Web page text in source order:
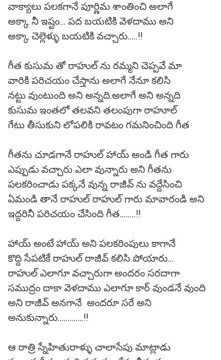
వాక్యాలు పలకగానే పూర్ణిమ శాంతించి అలాగే
అక్కా నీ ఇష్టం... పద బయటికి వెళదాము అని
అక్కా చెల్లెళ్ళు బయటికి వచ్చారు.....!!
గీత కుసుమ తో రాహుల్ ను రమ్మని చెప్పవే మా
వారికి పరిచయం చేస్తాను అలాగే నేనూ కలిసి
నట్టు వుంటుంది అని అన్నది.అలాగే అని అన్నది
కుసుమ ఇంతలో తలవని తలంపుగా రాహూల్
గేటు తీసుకుని లోపలికి రావటం గమనించింది గీత
గీతను చూడగానే రాహుల్ హాయ్ అండి గీత గారు
ఎప్పుడు వచ్చారు ఎలా వున్నారు అని గీతను
పలకరించాడు పక్కనే వున్న రాజీవ్ ను వద్దేసించి
ఏమండి తానే రాహుల్ రాహుల్ గారు మావారండి అని
ఇద్దరినీ పరిచయం చేసింది గీత........!!
హాయ్ అంటే హాయ్ అని పలకరింపులు కాగానే
కొద్ది సేపటికే రాహుల్ రాజీవ్ కలిసి పోయారు...
రాహుల్ ఎలాగూ వచ్చారుగా అందరం సరదాగా
సముద్రం దాకా వెళదాము ఎలాగూ కార్ వుండనే వుంది
అని రాజీవ్ అనగానే అందరూ సరే అని
అనుకున్నారు.............!!
ఆ రాత్రి స్నేహితురాళ్ళు చాలాసేపు మాట్లాడు